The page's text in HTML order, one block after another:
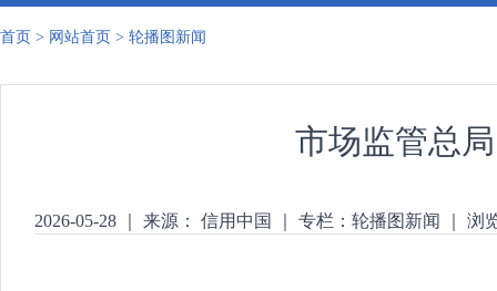
首页 > 网站首页 > 轮播图新闻
市场监管总
2026-05-28 来源： 信用中国 专栏： 轮播图新闻 浏